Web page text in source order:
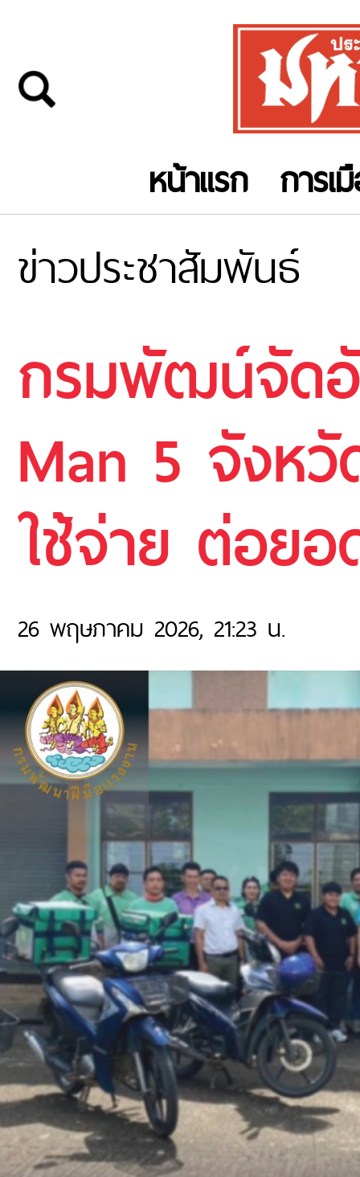
หน้าแรก การเ
ข่าวประชาสัมพันธ์
กรมพัฒน์จัดอั
Man 5 จังห
ใช้จ่าย ต่อยอ
26 พฤษภาคม 2026, 21:23 น.